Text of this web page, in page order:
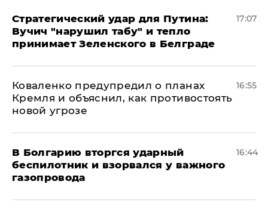
Стратегический удар для Путина:
Вучич "нарушил табу" и тепло
принимает Зеленского в Белграде
17:07
Коваленко предупредил о планах
Кремля и объяснил, как противостоять
новой угрозе
16:55
В Болгарию вторгся ударный
беспилотник и взорвался у важного
газопровода
16:44